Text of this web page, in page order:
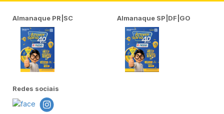
Almanaque PR|SC Almanaque SP|DF|GO
Redes sociais